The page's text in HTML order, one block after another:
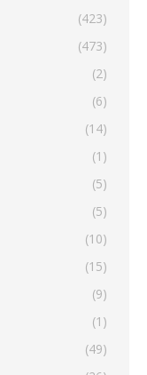
(423)
(473)
(2)
(6)
(14)
(1)
(5)
(5)
(10)
(15)
(9)
(1)
(49)